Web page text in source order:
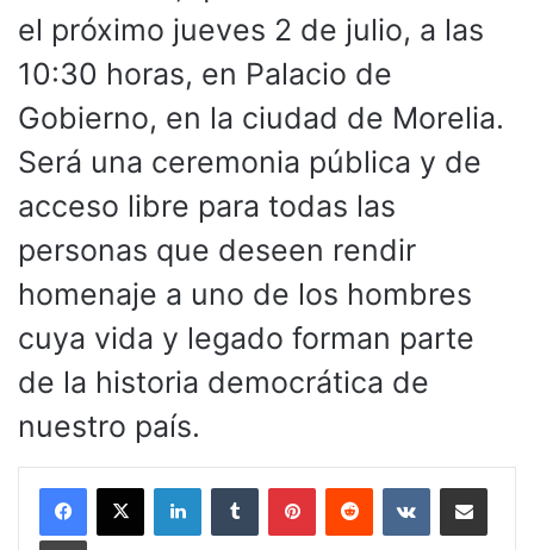
el próximo jueves 2 de julio, a las
10:30 horas, en Palacio de
Gobierno, en la ciudad de Morelia.
Será una ceremonia pública y de
acceso libre para todas las
personas que deseen rendir
homenaje a uno de los hombres
cuya vida y legado forman parte
de la historia democrática de
nuestro país.
LinkedInTumblr PinterestReddit VKontakteCompartir por
Imprimir